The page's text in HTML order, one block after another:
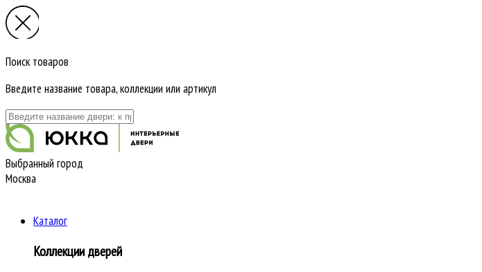
Поиск товаров
Введите название товара, коллекции или артикул
Выбранный город
Москва
Каталог
Коллекции дверей